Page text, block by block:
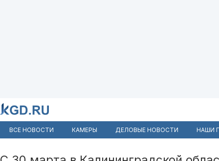
ВСЕ НОВОСТИ КАМЕРЫ ДЕЛОВЫЕ НОВОСТИ НАШИ